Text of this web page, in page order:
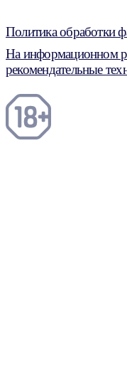
Политика обработки
На информационном
рекомендательные